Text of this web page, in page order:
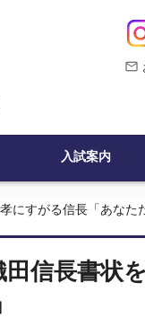
mail_outline
入試案内
にすがる信長「あなた
信長書状